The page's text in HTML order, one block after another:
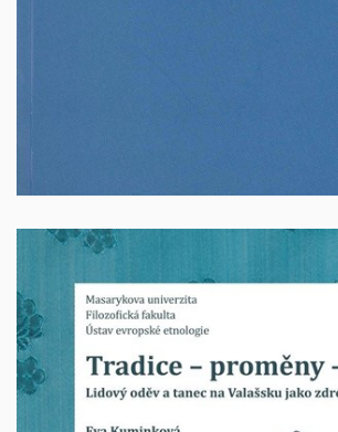
Tradice – proměny – identita Lidový
Valašsku jako zdroje